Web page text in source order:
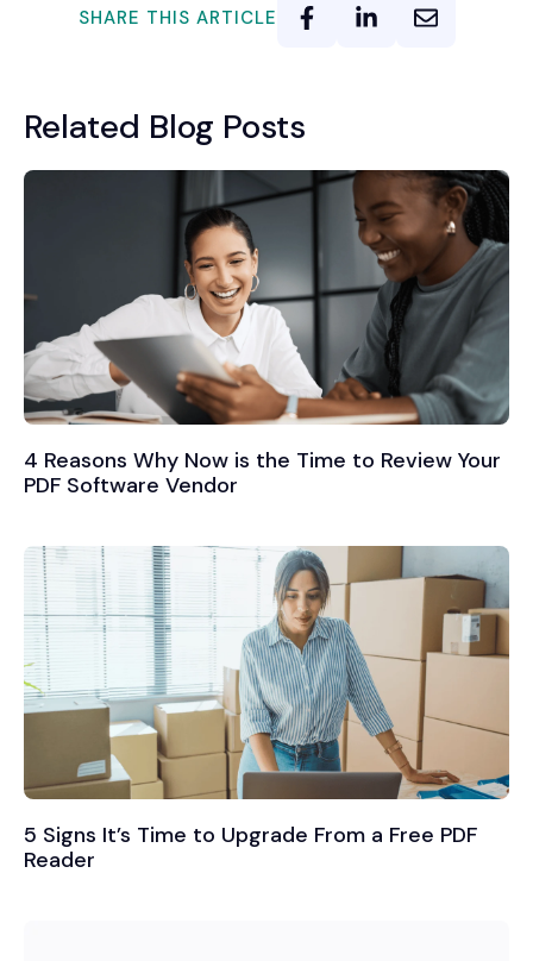
SHARE THIS ARTICLE
Related Blog Posts
4 Reasons Why Now is the Time to Review Your
PDF Software Vendor
5 Signs It’s Time to Upgrade From a Free PDF
Reader